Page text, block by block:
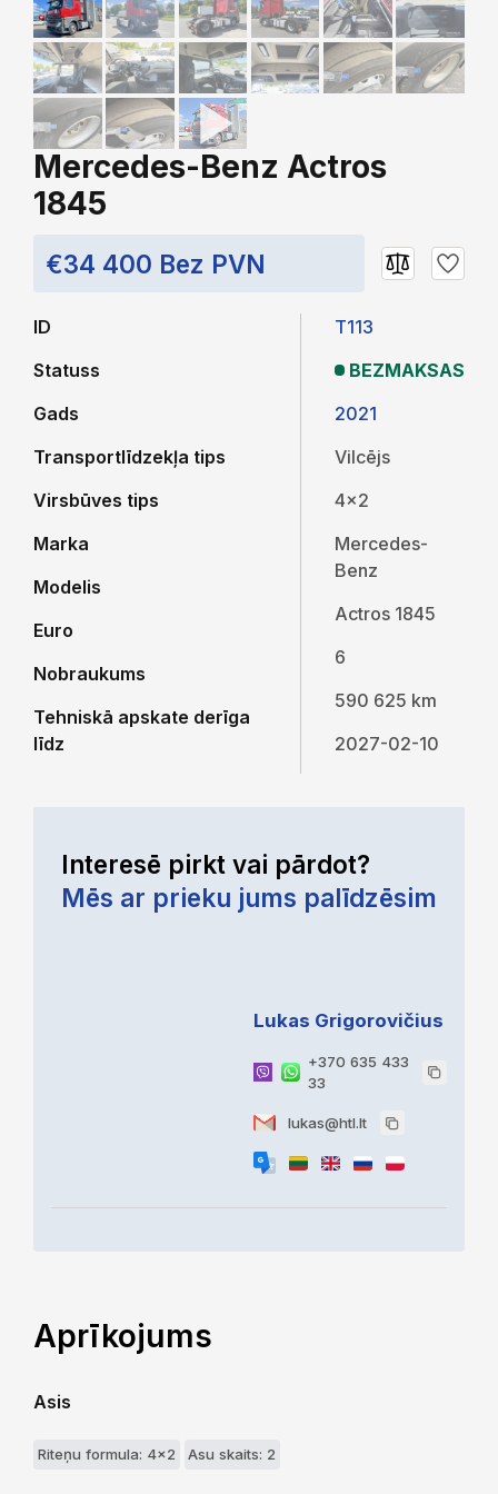
Mercedes-Benz Actros
1845
€34 400 Bez PVN
ID
Statuss
Gads
Transportlīdzekļa tips
Virsbūves tips
Marka
Modelis
Euro
Nobraukums
Tehniskā apskate derīga
līdz
T113
BEZMAKSAS
2021
Vilcējs
4x2
Mercedes-
Benz
Actros 1845
6
590 625 km
2027-02-10
Interesē pirkt vai pārdot?
Mēs ar prieku jums palīdzēsim
Lukas Grigorovičius
+370 635 433
33
lukas@htl.lt
Aprīkojums
Asis
Riteņu formula: 4x2 Asu skaits: 2